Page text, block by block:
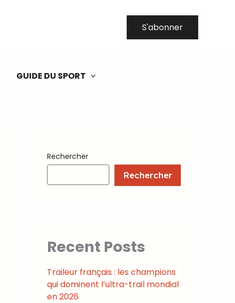
S'abonner
GUIDE DU SPORT
Rechercher
Rechercher
Recent Posts
Traileur français : les champions
qui dominent l’ultra-trail mondial
en 2026